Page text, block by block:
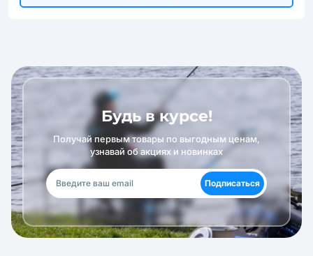
Будь в курсе!
Получай первым товары по выгодным ценам,
узнавай об акциях и новинках
Подписаться